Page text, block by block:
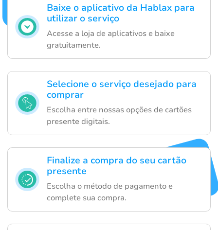
Baixe o aplicativo da Hablax para
utilizar o serviço
Acesse a loja de aplicativos e baixe
gratuitamente.
Selecione o serviço desejado para
comprar
Escolha entre nossas opções de cartões
presente digitais.
Finalize a compra do seu cartão
presente
Escolha o método de pagamento e
complete sua compra.